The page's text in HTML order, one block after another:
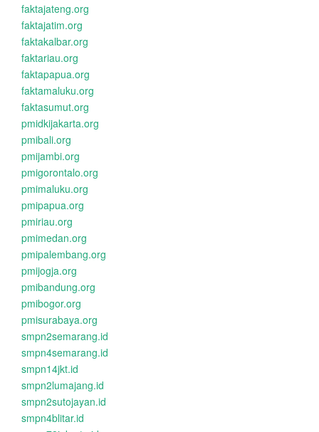
faktajateng.org
faktajatim.org
faktakalbar.org
faktariau.org
faktapapua.org
faktamaluku.org
faktasumut.org
pmidkijakarta.org
pmibali.org
pmijambi.org
pmigorontalo.org
pmimaluku.org
pmipapua.org
pmiriau.org
pmimedan.org
pmipalembang.org
pmijogja.org
pmibandung.org
pmibogor.org
pmisurabaya.org
smpn2semarang.id
smpn4semarang.id
smpn14jkt.id
smpn2lumajang.id
smpn2sutojayan.id
smpn4blitar.id